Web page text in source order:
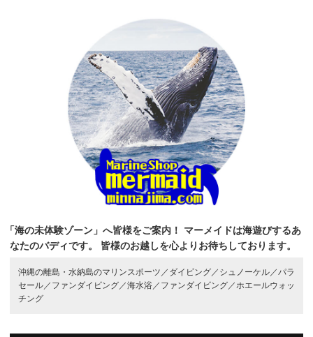
「海の未体験ゾーン」へ皆様をご案内！
マーメイドは海遊びするあ
なたのバディです。
皆様のお越しを心よりお待ちしております。
沖縄の離島・水納島のマリンスポーツ／ ダイビング／ シュノーケル／パラ
セール／ ファンダイビング／海水浴／ ファンダイビング／ホエールウォッ
チング